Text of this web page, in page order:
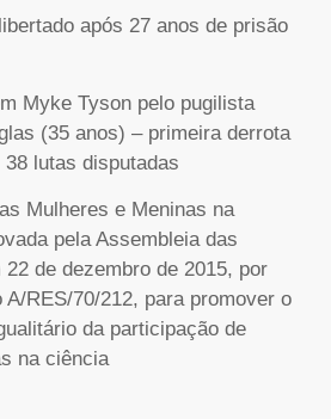
após 27 anos de prisão
Myke Tyson pelo pugilista
(35 anos) – primeira derrota
lutas disputadas
Mulheres e Meninas na
pela Assembleia das
de dezembro de 2015, por
A/RES/70/212, para promover o
da participação de
na ciência